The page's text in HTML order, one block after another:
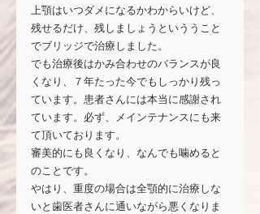
上顎はいつダメになるかわからいけど、
残せるだけ、残しましょうといううこと
でブリッジで治療しました。
でも治療後はかみ合わせのバランスが良
くなり、７年たった今でもしっかり残っ
ています。患者さんには本当に感謝され
ています。必ず、メインテナンスにも来
て頂いております。
審美的にも良くなり、なんでも噛めると
のことです。
やはり、重度の場合は全顎的に治療しな
いと歯医者さんに通いながら悪くなりま